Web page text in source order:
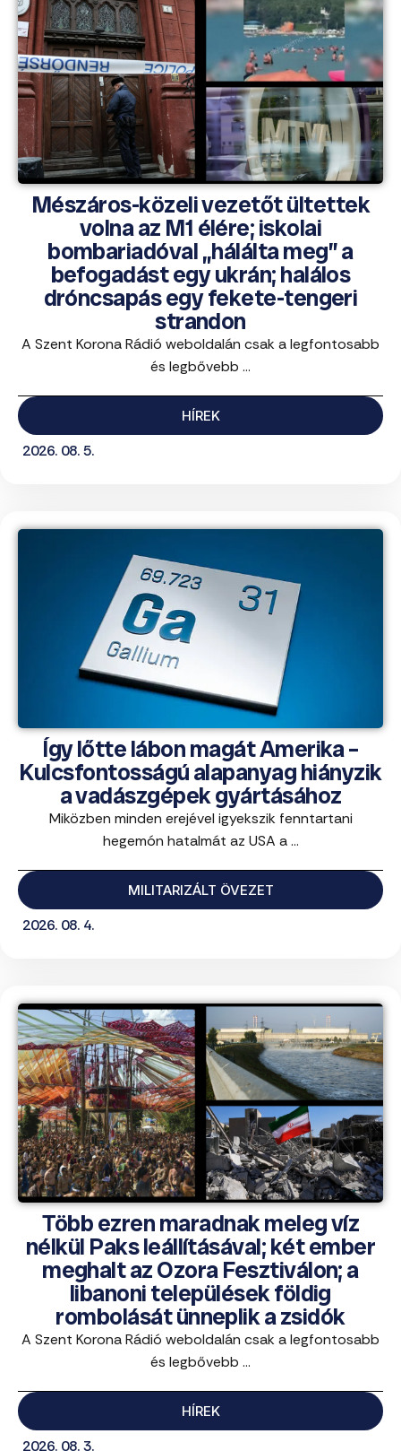
Mészáros-közeli vezetőt ültettek
volna az M1 élére; iskolai
bombariadóval „hálálta meg” a
befogadást egy ukrán; halálos
dróncsapás egy fekete-tengeri
strandon
A Szent Korona Rádió weboldalán csak a legfontosabb
és legbővebb ...
HÍREK
2026. 08. 5.
Így lőtte lábon magát Amerika –
Kulcsfontosságú alapanyag hiányzik
a vadászgépek gyártásához
Miközben minden erejével igyekszik fenntartani
hegemón hatalmát az USA a ...
MILITARIZÁLT ÖVEZET
2026. 08. 4.
Több ezren maradnak meleg víz
nélkül Paks leállításával; két ember
meghalt az Ozora Fesztiválon; a
libanoni települések földig
rombolását ünneplik a zsidók
A Szent Korona Rádió weboldalán csak a legfontosabb
és legbővebb ...
HÍREK
2026. 08. 3.